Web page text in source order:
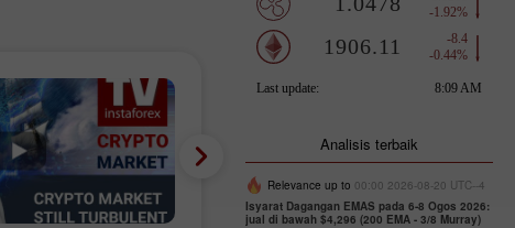
Analisis terbaik
Relevance up to 00:00 2026-08-20 UTC--4
Isyarat Dagangan EMAS pada 6-8 Ogos 2026:
jual di bawah $4,296 (200 EMA - 3/8 Murray)